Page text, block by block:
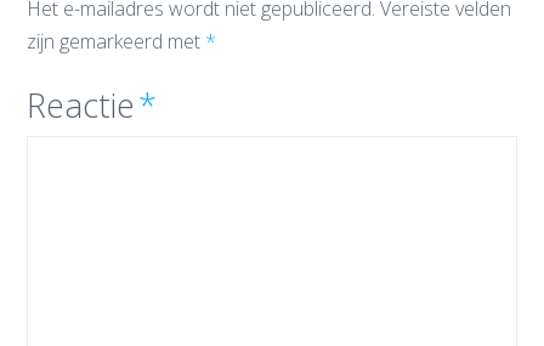
Het e-mailadres wordt niet gepubliceerd. Vereiste velden
zijn gemarkeerd met *
Reactie*